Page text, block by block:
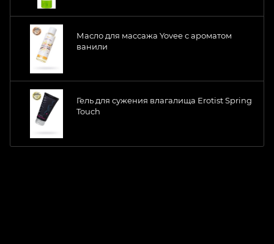
Масло для массажа Yovee с ароматом
ванили
Гель для сужения влагалища Erotist Spring
Touch